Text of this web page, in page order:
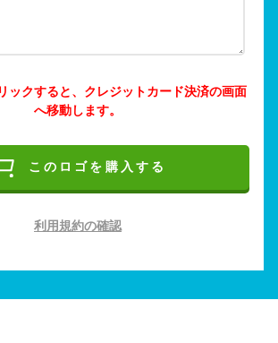
ックすると、クレジットカード決済の画面
へ移動します。
このロゴを購入する
利用規約の確認